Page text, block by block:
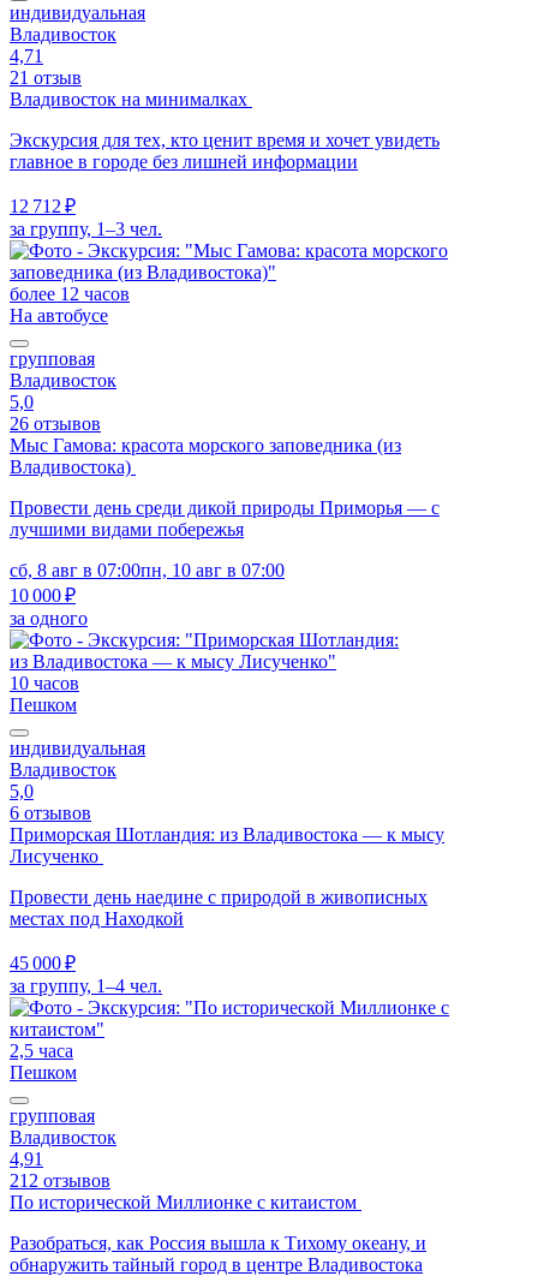
индивидуальная
Владивосток
4,71
21 отзыв
Владивосток на минималках
Экскурсия для тех, кто ценит время и хочет увидеть
главное в городе без лишней информации
12 712 ₽
за группу, 1–3 чел.
более 12 часов
На автобусе
групповая
Владивосток
5,0
26 отзывов
Мыс Гамова: красота морского заповедника (из
Владивостока)
Провести день среди дикой природы Приморья — с
лучшими видами побережья
сб, 8 авг в 07:00пн, 10 авг в 07:00
10 000 ₽
за одного
10 часов
Пешком
индивидуальная
Владивосток
5,0
6 отзывов
Приморская Шотландия: из Владивостока — к мысу
Лисученко
Провести день наедине с природой в живописных
местах под Находкой
45 000 ₽
за группу, 1–4 чел.
2,5 часа
Пешком
групповая
Владивосток
4,91
212 отзывов
По исторической Миллионке с китаистом
Разобраться, как Россия вышла к Тихому океану, и
обнаружить тайный город в центре Владивостока